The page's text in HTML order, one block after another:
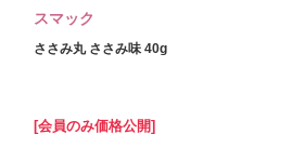
スマック
ささみ丸 ささみ味 40g
[会員のみ価格公開]